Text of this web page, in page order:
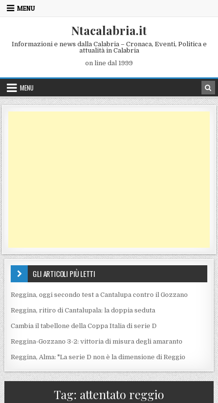
Skip to content
MENU
Ntacalabria.it
Informazioni e news dalla Calabria – Cronaca, Eventi, Politica e
attualità in Calabria
on line dal 1999
MENU
GLI ARTICOLI PIÙ LETTI
Reggina, oggi secondo test a Cantalupa contro il Gozzano
Reggina, ritiro di Cantalupala: la doppia seduta
Cambia il tabellone della Coppa Italia di serie D
Reggina-Gozzano 3-2: vittoria di misura degli amaranto
Reggina, Alma: "La serie D non è la dimensione di Reggio
Tag: attentato reggio